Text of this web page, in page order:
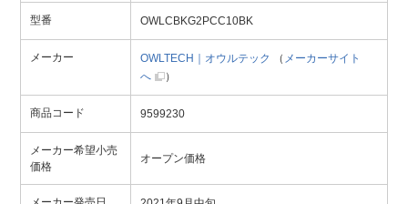
型番 OWLCBKG2PCC10BK
メーカー OWLTECH｜オウルテック （ メーカーサイト
へ
）
商品コード 9599230
メーカー希望小売
価格
オープン価格